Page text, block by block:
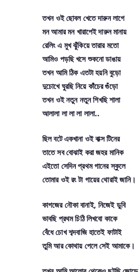
তখন ওই ছোবল খেতে দারুন লাগে
মন আমার মন খারাপেই দারুন মানায়
রেলিং এ মুখ ঝুঁকিয়ে তারার মতো
আমিও পড়ছি খসে শুকনো ডাঙায়
তখন আমি ঠিক এতটা হয়নি বুড়ো
দুচোখে ঘুরছি নিয়ে কাঁচের গুঁড়ো
তখন ওই নতুন নতুন শিখছি শালা
আলালা লা লা লা লালা..
ছিল বটে একখানা ওই বাক্স টিনের
তাতে সব বোঝাই করা জহর মানিক
এইতো সেদিন প্রথম গানের স্কুলে
তোমার ওই রং টা গায়ের থোরাই জানি।
কাগজের নৌকা বানাই, নিজেই ডুবি
ভাবছি প্রথম চিঠি লিখবো কাকে
বেঁধে চোখ শব্দবাজি হাতেই ফাটাই
তুমি আর কোথায় পেলে সেই আমাকে।